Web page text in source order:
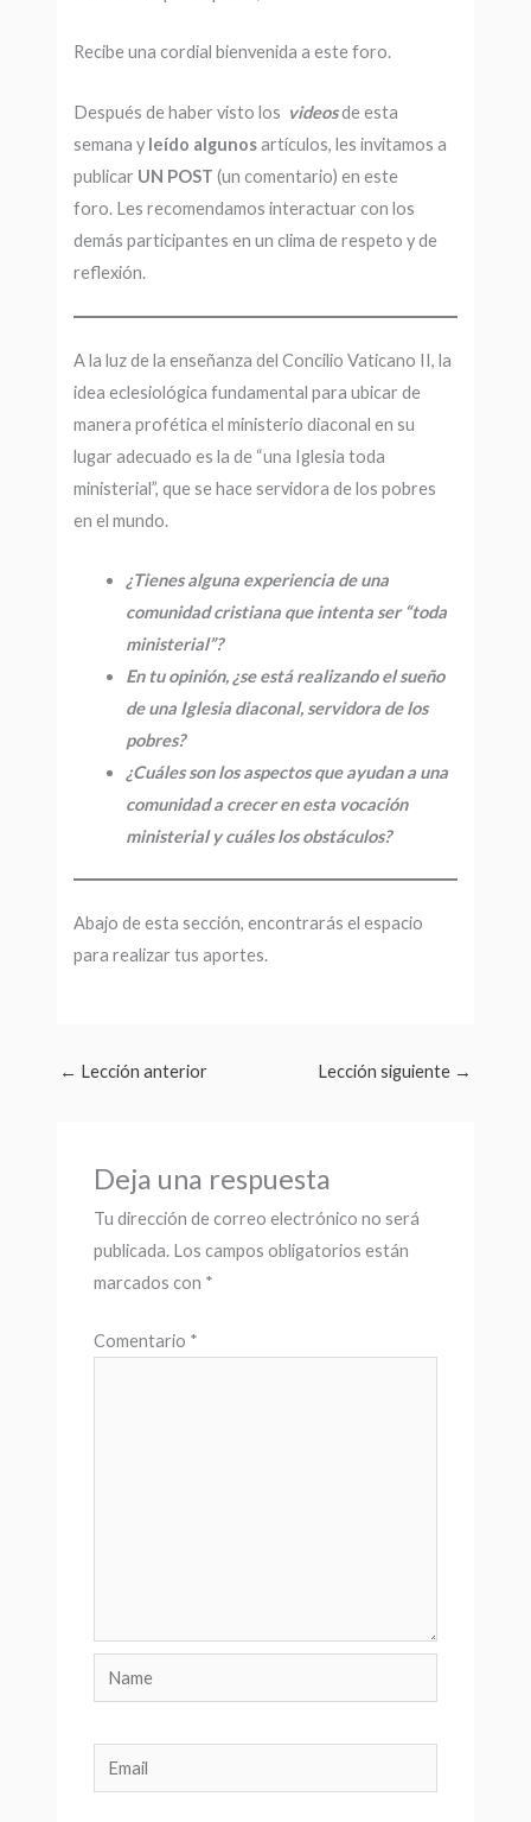
Recibe una cordial bienvenida a este foro.
Después de haber visto los videosde esta
semana y leído algunosartículos, les invitamos a
publicar UN POST (un comentario) en este
foro. Les recomendamos interactuar con los
demás participantes en un clima de respeto y de
reflexión.
A la luz de la enseñanza del Concilio Vaticano II, la
idea eclesiológica fundamental para ubicar de
manera profética el ministerio diaconal en su
lugar adecuado es la de “una Iglesia toda
ministerial”, que se hace servidora de los pobres
en el mundo.
¿Tienes alguna experiencia de una
comunidad cristiana que intenta ser “toda
ministerial”?
En tu opinión, ¿se está realizando el sueño
de una Iglesia diaconal, servidora de los
pobres?
¿Cuáles son los aspectos que ayudan a una
comunidad a crecer en esta vocación
ministerial y cuáles los obstáculos?
Abajo de esta sección, encontrarás el espacio
para realizar tus aportes.
← Lección anterior Lección siguiente →
Deja una respuesta
Tu dirección de correo electrónico no será
publicada. Los campos obligatorios están
marcados con *
Comentario *
Name
Email